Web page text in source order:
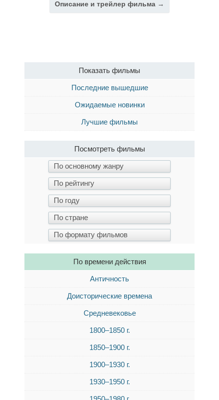
Описание и трейлер фильма →
Показать фильмы
Последние вышедшие
Ожидаемые новинки
Лучшие фильмы
Посмотреть фильмы
По времени действия
Античность
Доисторические времена
Средневековье
1800–1850 г.
1850–1900 г.
1900–1930 г.
1930–1950 г.